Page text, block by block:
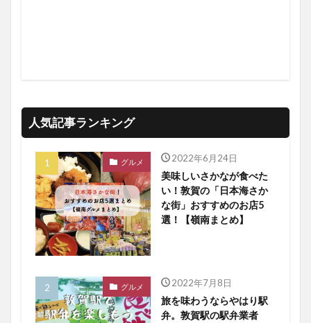
人気記事ランキング
グルメ 2022年6月24日
美味しいさかなが食べた
い！敦賀の「日本海さか
な街」おすすめのお店5
選！【嶺南まとめ】
グルメ 2022年7月8日
旅を味わうならやはり駅
弁。敦賀駅の駅弁業者